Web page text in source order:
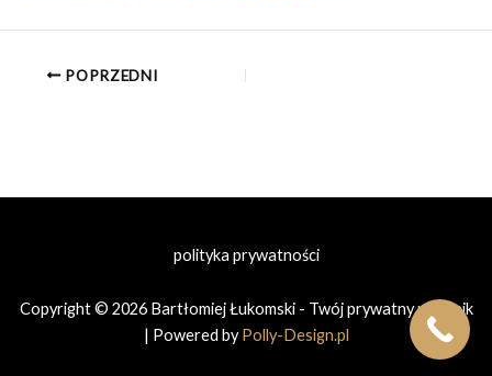
POPRZEDNI
polityka prywatności
Copyright © 2026 Bartłomiej Łukomski - Twój prywatny prawnik
| Powered by Polly-Design.pl